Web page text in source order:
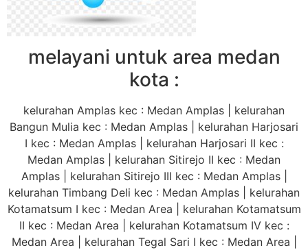
melayani untuk area medan
kota :
kelurahan Amplas kec : Medan Amplas | kelurahan
Bangun Mulia kec : Medan Amplas | kelurahan Harjosari
I kec : Medan Amplas | kelurahan Harjosari II kec :
Medan Amplas | kelurahan Sitirejo II kec : Medan
Amplas | kelurahan Sitirejo III kec : Medan Amplas |
kelurahan Timbang Deli kec : Medan Amplas | kelurahan
Kotamatsum I kec : Medan Area | kelurahan Kotamatsum
II kec : Medan Area | kelurahan Kotamatsum IV kec :
Medan Area | kelurahan Tegal Sari I kec : Medan Area |